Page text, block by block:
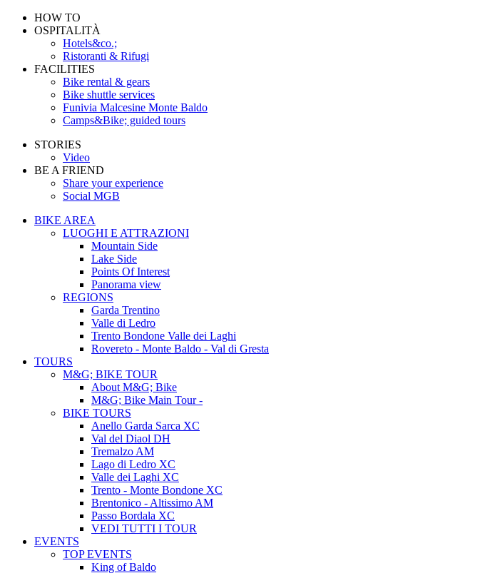
HOW TO
OSPITALITÀ
Hotels&co.;
Ristoranti & Rifugi
FACILITIES
Bike rental & gears
Bike shuttle services
Funivia Malcesine Monte Baldo
Camps&Bike; guided tours
STORIES
Video
BE A FRIEND
Share your experience
Social MGB
BIKE AREA
LUOGHI E ATTRAZIONI
Mountain Side
Lake Side
Points Of Interest
Panorama view
REGIONS
Garda Trentino
Valle di Ledro
Trento Bondone Valle dei Laghi
Rovereto - Monte Baldo - Val di Gresta
TOURS
M&G; BIKE TOUR
About M&G; Bike
M&G; Bike Main Tour -
BIKE TOURS
Anello Garda Sarca XC
Val del Diaol DH
Tremalzo AM
Lago di Ledro XC
Valle dei Laghi XC
Trento - Monte Bondone XC
Brentonico - Altissimo AM
Passo Bordala XC
VEDI TUTTI I TOUR
EVENTS
TOP EVENTS
King of Baldo